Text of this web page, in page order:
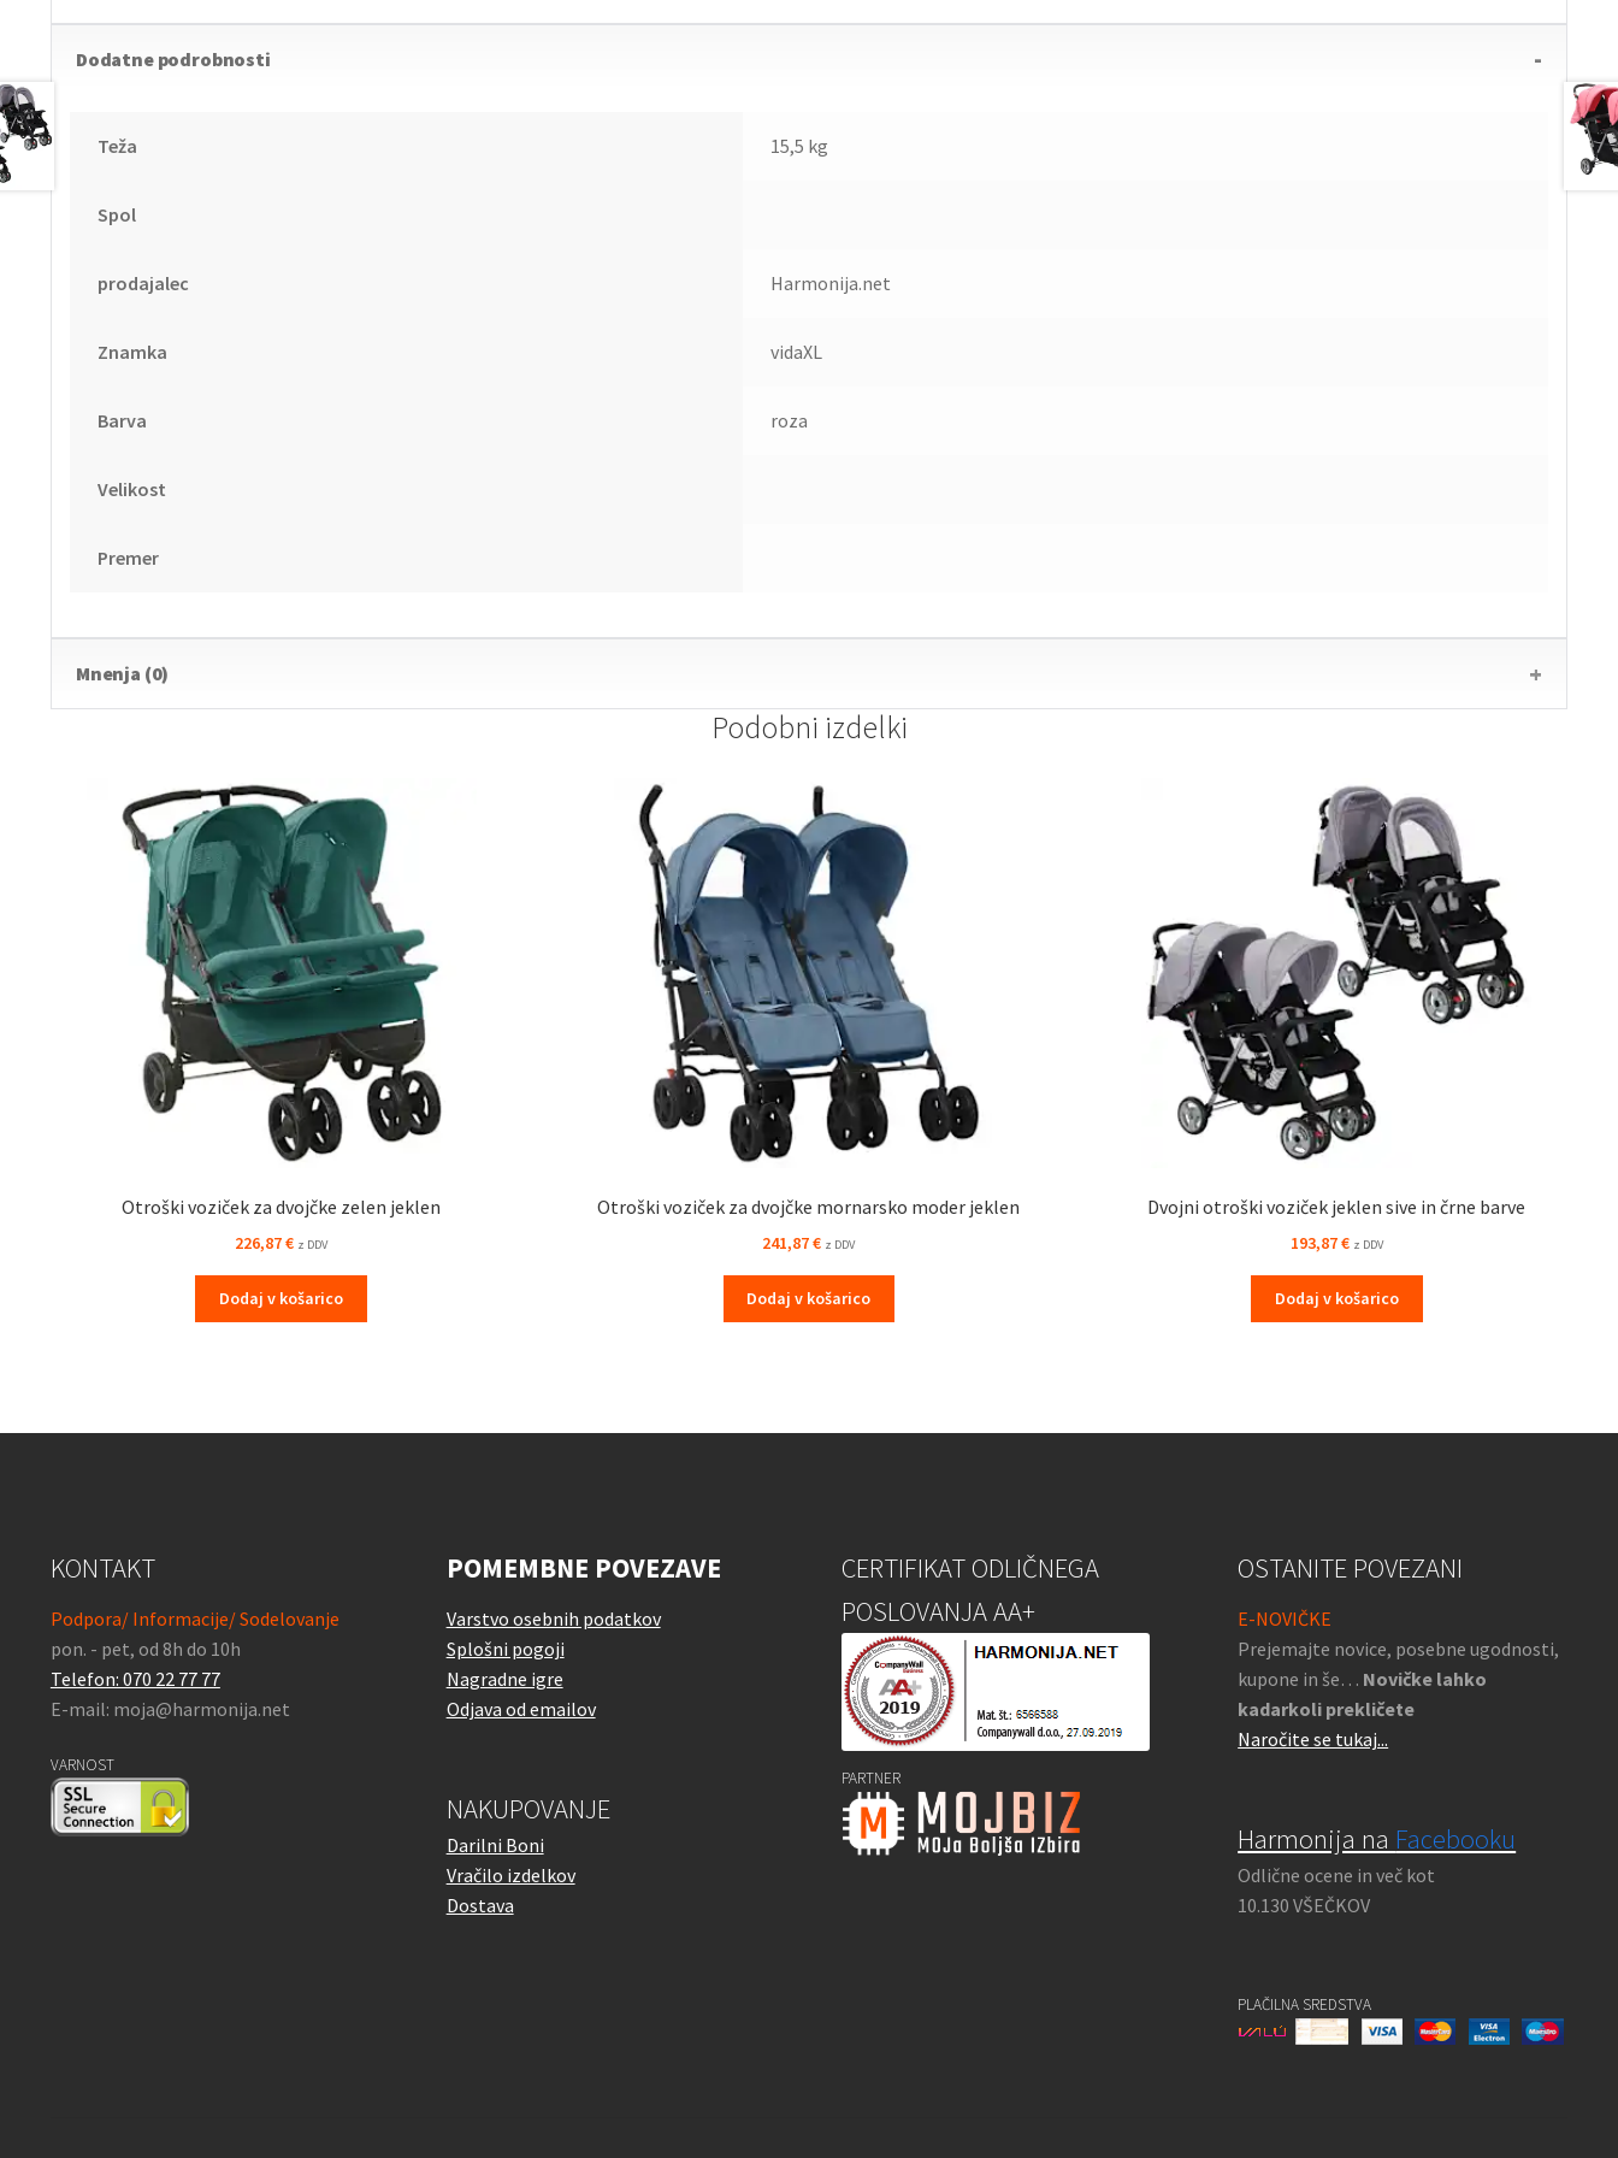
Dodatne podrobnosti
Teža 15,5 kg
Spol
prodajalec Harmonija.net
Znamka vidaXL
Barva roza
Velikost
Premer
Mnenja (0)
Podobni izdelki
Otroški voziček za dvojčke zelen jeklen
226,87€ z DDV
Dodaj v košarico
Otroški voziček za dvojčke mornarsko moder jeklen
241,87€ z DDV
Dodaj v košarico
Dvojni otroški voziček jeklen sive in črne barve
193,87€ z DDV
Dodaj v košarico
KONTAKT
Podpora/ Informacije/ Sodelovanje
pon. - pet, od 8h do 10h
Telefon: 070 22 77 77
E-mail: moja@harmonija.net
VARNOST
POMEMBNE POVEZAVE
Varstvo osebnih podatkov
Splošni pogoji
Nagradne igre
Odjava od emailov
NAKUPOVANJE
Darilni Boni
Vračilo izdelkov
Dostava
CERTIFIKAT ODLIČNEGA
POSLOVANJA AA+
PARTNER
OSTANITE POVEZANI
E-NOVIČKE
Prejemajte novice, posebne ugodnosti,
kupone in še… Novičke lahko
kadarkoli prekličete
Naročite se tukaj...
Harmonija na Facebooku
Odlične ocene in več kot
10.130 VŠEČKOV
PLAČILNA SREDSTVA